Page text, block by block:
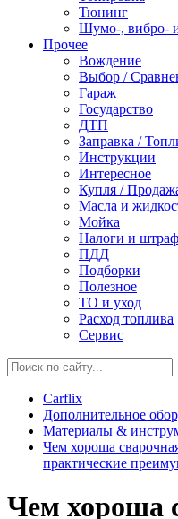
Тюнинг
Шумо-, вибро- и
Прочее
Вождение
Выбор /
Гараж
Государство
ДТП
Заправка /
Инструкции
Интересное
Купля /
Масла и
Мойка
Налоги и
ПДД
Подборки
Полезное
ТО и уход
Расход топлива
Сервис
Carflix
Дополнительное
Материалы &
Чем хороша
практические
Чем хороша